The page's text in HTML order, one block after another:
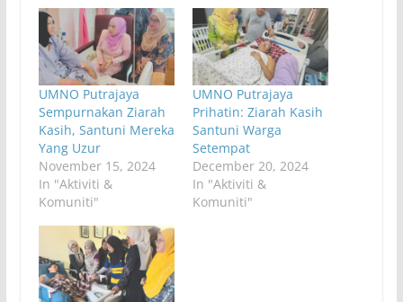
UMNO Putrajaya
Sempurnakan Ziarah
Kasih, Santuni Mereka
Yang Uzur
November 15, 2024
In "Aktiviti &
Komuniti"
UMNO Putrajaya
Prihatin: Ziarah Kasih
Santuni Warga
Setempat
December 20, 2024
In "Aktiviti &
Komuniti"